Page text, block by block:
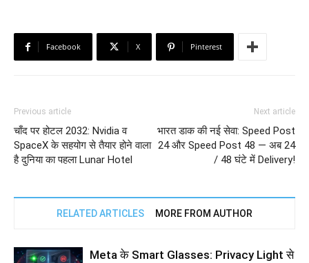
Facebook X Pinterest
Previous article
चाँद पर होटल 2032: Nvidia व
SpaceX के सहयोग से तैयार होने वाला
है दुनिया का पहला Lunar Hotel
Next article
भारत डाक की नई सेवा: Speed Post
24 और Speed Post 48 — अब 24
/ 48 घंटे में Delivery!
RELATED ARTICLES MORE FROM AUTHOR
Meta के Smart Glasses: Privacy Light से